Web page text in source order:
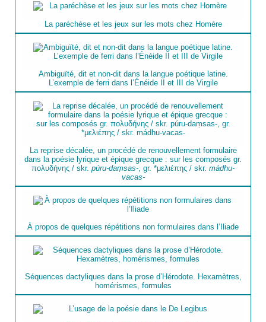
La paréchèse et les jeux sur les mots chez Homère
Ambiguïté, dit et non-dit dans la langue poétique latine.
L’exemple de ferri dans l’Énéide II et III de Virgile
La reprise décalée, un procédé de renouvellement formulaire
dans la poésie lyrique et épique grecque : sur les composés gr.
πολυδήνης / skr. púru-daṃsas-, gr. *μελιέπης / skr. mádhu-
vacas-
À propos de quelques répétitions non formulaires dans l’Iliade
Séquences dactyliques dans la prose d’Hérodote. Hexamètres,
homérismes, formules